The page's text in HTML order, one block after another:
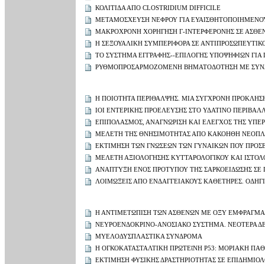
ΚΟΛΙΤΙΔΑ ΑΠΟ CLOSTRIDIUM DIFFICILE
ΜΕΤΑΜΟΣΧΕΥΣΗ ΝΕΦΡΟΥ ΓΙΑ
ΜΑΚΡΟΧΡΟΝΗ ΧΟΡΗΓΗΣΗ Γ-ΙΝΤΕΡΦΕΡΟΝΗΣ ΣΕ
Η ΣΕΞΟΥΑΛΙΚΗ ΣΥΜΠΕΡΙΦΟΡΑ ΣΕ
ΤΟ ΣΥΣΤΗΜΑ ΕΓΓΡΑΦΗΣ--ΕΠΙΛΟΓΗΣ ΥΠΟΨΗΦΙΩΝ
ΡΥΘΜΟΠΡΟΣΑΡΜΟΖΟΜΕΝΗ ΒΗΜΑΤΟΔΟΤΗΣΗ ΜΕ
Η ΠΟΙΟΤΗΤΑ ΠΕΡΙΘΑΛΨΗΣ. ΜΙΑ ΣΥΓΧΡΟΝΗ
ΙΟΙ ΕΝΤΕΡΙΚΗΣ ΠΡΟΕΛΕΥΣΗΣ ΣΤΟ ΥΔΑΤΙΝΟ
ΕΠΙΠΟΛΑΣΜΟΣ, ΑΝΑΓΝΩΡΙΣΗ ΚΑΙ ΕΛΕΓΧΟΣ ΤΗΣ
ΜΕΛΕΤΗ ΤΗΣ ΘΝΗΣΙΜΟΤΗΤΑΣ ΑΠΟ ΚΑΚΟΗΘΗ
ΕΚΤΙΜΗΣΗ ΤΩΝ ΓΝΩΣΕΩΝ ΤΩΝ ΓΥΝΑΙΚΩΝ ΠΟΥ
ΜΕΛΕΤΗ ΑΞΙΟΛΟΓΗΣΗΣ ΚΥΤΤΑΡΟΛΟΓΙΚΟΥ ΚΑΙ
ΑΝΑΠΤΥΞΗ ΕΝΟΣ ΠΡΟΤΥΠΟΥ ΤΗΣ ΣΑΡΚΟΕΙΔΩΣΗΣ ΣΕ
ΛΟΙΜΩΞΕΙΣ ΑΠΟ ΕΝΔΑΓΓΕΙΑΚΟΥΣ ΚΑΘΕΤΗΡΕΣ.
Η ΑΝΤΙΜΕΤΩΠΙΣΗ ΤΩΝ ΑΣΘΕΝΩΝ ΜΕ ΟΞΥ ΕΜΦΡΑΓΜΑ
ΝΕΥΡΟΕΝΔΟΚΡΙΝΟ-ΑΝΟΣΙΑΚΟ ΣΥΣΤΗΜΑ. ΝΕΟΤΕΡΑ
ΜΥΕΛΟΔΥΣΠΛΑΣΤΙΚΑ ΣΥΝΔΡΟΜΑ
Η ΟΓΚΟΚΑΤΑΣΤΑΛΤΙΚΗ ΠΡΩΤΕΐΝΗ P53: ΜΟΡΙΑΚΗ
ΕΚΤΙΜΗΣΗ ΦΥΣΙΚΗΣ ΔΡΑΣΤΗΡΙΟΤΗΤΑΣ ΣΕ